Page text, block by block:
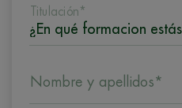
Titulación*
Nombre y apellidos*